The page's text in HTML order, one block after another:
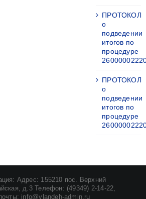
ПРОТОКОЛ
о
подведении
итогов по
процедуре
ПРОТОКОЛ
о
подведении
итогов по
процедуре
Адрес: 155210 пос. Верхний
д.3 Телефон: (49349) 2-14-22,
info@vlandeh-admin.ru